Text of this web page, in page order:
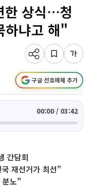
한 상식…청
하냐고 해"
구글 선호매체 추가
00:00 / 03:42
간담회
재선거가 최선"
분노"